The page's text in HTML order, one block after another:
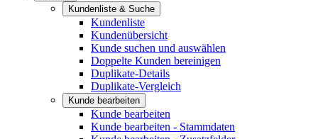
Kundenliste & Suche
Kundenliste
Kundenübersicht
Kunde suchen und auswählen
Doppelte Kunden bereinigen
Duplikate-Details
Duplikate-Vergleich
Kunde bearbeiten
Kunde bearbeiten
Kunde bearbeiten - Stammdaten